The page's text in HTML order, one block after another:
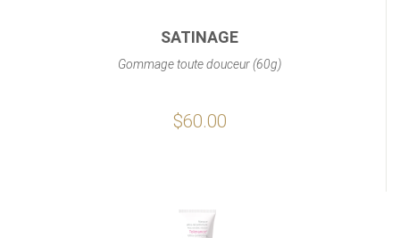
SATINAGE
Gommage toute douceur (60g)
$60.00